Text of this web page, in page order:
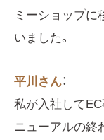
ミーショップに
いました。
平川さん：
私が入社して
ニューアルの終